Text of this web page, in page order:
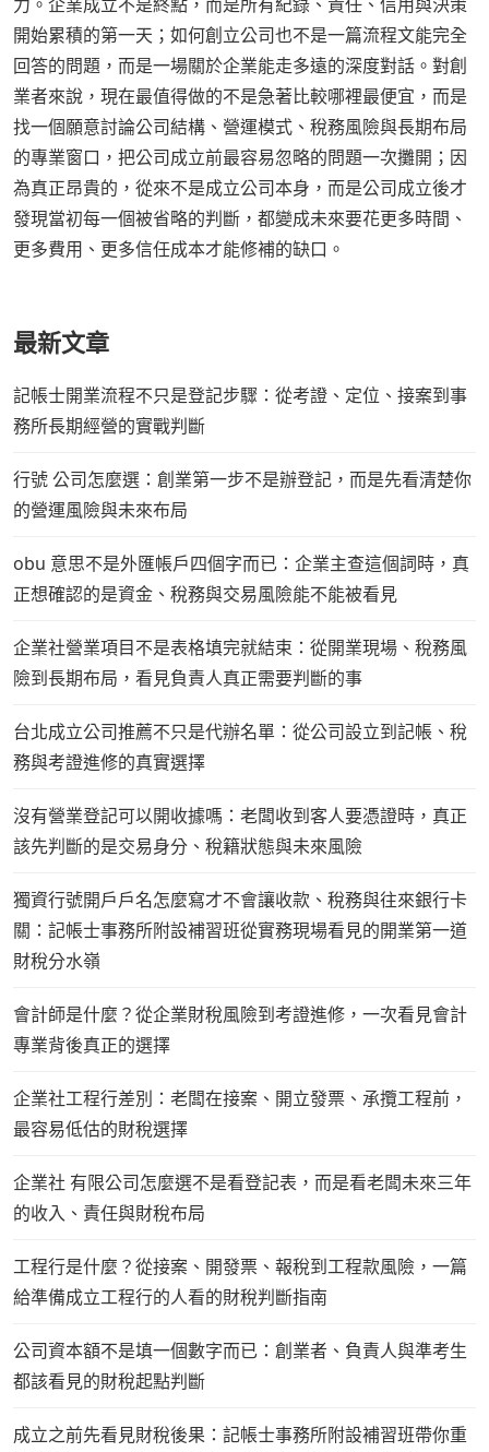
開始累積的第一天；如何創立公司也不是一篇流程文能完全
回答的問題，而是一場關於企業能走多遠的深度對話。對創
業者來說，現在最值得做的不是急著比較哪裡最便宜，而是
找一個願意討論公司結構、營運模式、稅務風險與長期布局
的專業窗口，把公司成立前最容易忽略的問題一次攤開；因
為真正昂貴的，從來不是成立公司本身，而是公司成立後才
發現當初每一個被省略的判斷，都變成未來要花更多時間、
更多費用、更多信任成本才能修補的缺口。
最新文章
記帳士開業流程不只是登記步驟：從考證、定位、接案到事
務所長期經營的實戰判斷
行號 公司怎麼選：創業第一步不是辦登記，而是先看清楚你
的營運風險與未來布局
obu 意思不是外匯帳戶四個字而已：企業主查這個詞時，真
正想確認的是資金、稅務與交易風險能不能被看見
企業社營業項目不是表格填完就結束：從開業現場、稅務風
險到長期布局，看見負責人真正需要判斷的事
台北成立公司推薦不只是代辦名單：從公司設立到記帳、稅
務與考證進修的真實選擇
沒有營業登記可以開收據嗎：老闆收到客人要憑證時，真正
該先判斷的是交易身分、稅籍狀態與未來風險
獨資行號開戶戶名怎麼寫才不會讓收款、稅務與往來銀行卡
關：記帳士事務所附設補習班從實務現場看見的開業第一道
財稅分水嶺
會計師是什麼？從企業財稅風險到考證進修，一次看見會計
專業背後真正的選擇
企業社工程行差別：老闆在接案、開立發票、承攬工程前，
最容易低估的財稅選擇
企業社 有限公司怎麼選不是看登記表，而是看老闆未來三年
的收入、責任與財稅布局
工程行是什麼？從接案、開發票、報稅到工程款風險，一篇
給準備成立工程行的人看的財稅判斷指南
公司資本額不是填一個數字而已：創業者、負責人與準考生
都該看見的財稅起點判斷
成立之前先看見財稅後果：記帳士事務所附設補習班帶你重